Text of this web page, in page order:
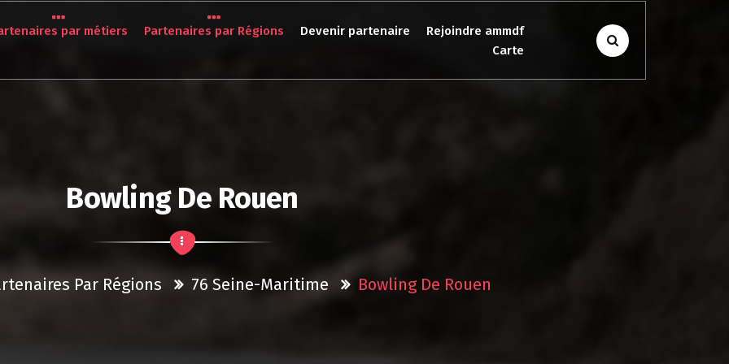
par métiers Partenaires par Régions Devenir partenaire
Rejoindre ammdf
Carte
Bowling De Rouen
Par Régions 76 Seine-Maritime Bowling De Rouen